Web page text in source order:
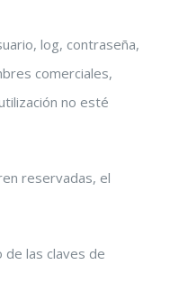
log, contraseña,
comerciales,
no esté
reservadas, el
de las claves de